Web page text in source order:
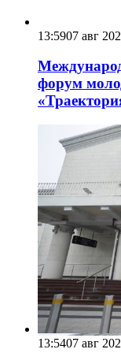
13:5907 авг
форум
13:5407 авг